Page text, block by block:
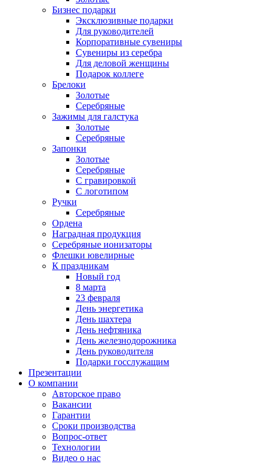
Бизнес подарки
Эксклюзивные подарки
Для руководителей
Корпоративные сувениры
Сувениры из серебра
Для деловой женщины
Подарок коллеге
Брелоки
Золотые
Серебряные
Зажимы для галстука
Золотые
Серебряные
Запонки
Золотые
Серебряные
С гравировкой
С логотипом
Ручки
Серебряные
Ордена
Наградная продукция
Серебряные ионизаторы
Флешки ювелирные
К праздникам
Новый год
8 марта
23 февраля
День энергетика
День шахтера
День нефтяника
День железнодорожника
День руководителя
Подарки госслужащим
Презентации
О компании
Авторское право
Вакансии
Гарантии
Сроки производства
Вопрос-ответ
Технологии
Видео о нас